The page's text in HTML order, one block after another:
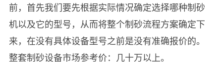
前，首先我们要先根据实际情况确定选择哪种制砂
机以及它的型号，从而将整个制砂流程方案确定下
来，在没有具体设备型号之前是没有准确报价的。
整套制砂设备市场参考价：几十万以上。